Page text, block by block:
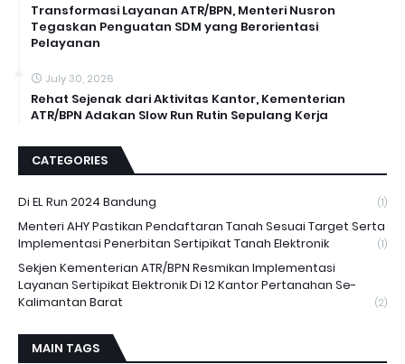
Transformasi Layanan ATR/BPN, Menteri Nusron
Tegaskan Penguatan SDM yang Berorientasi
Pelayanan
July 30, 2026
Rehat Sejenak dari Aktivitas Kantor, Kementerian
ATR/BPN Adakan Slow Run Rutin Sepulang Kerja
CATEGORIES
Di EL Run 2024 Bandung (1)
Menteri AHY Pastikan Pendaftaran Tanah Sesuai Target Serta
Implementasi Penerbitan Sertipikat Tanah Elektronik
(1)
Sekjen Kementerian ATR/BPN Resmikan Implementasi
Layanan Sertipikat Elektronik Di 12 Kantor Pertanahan Se-
Kalimantan Barat
(2)
MAIN TAGS